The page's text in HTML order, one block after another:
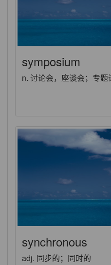
symposium
n. 讨论会，座谈会；专
synchronous
adj. 同步的；同时的